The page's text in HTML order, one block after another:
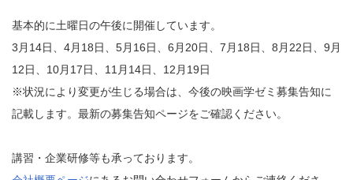
基本的に土曜日の午後に開催しています。
3月14日、4月18日、5月16日、6月20日、7月18日、8月22日、9月
12日、10月17日、11月14日、12月19日
※状況により変更が生じる場合は、今後の映画学ゼミ募集告知に
記載します。最新の募集告知ページをご確認ください。
講習・企業研修等も承っております。